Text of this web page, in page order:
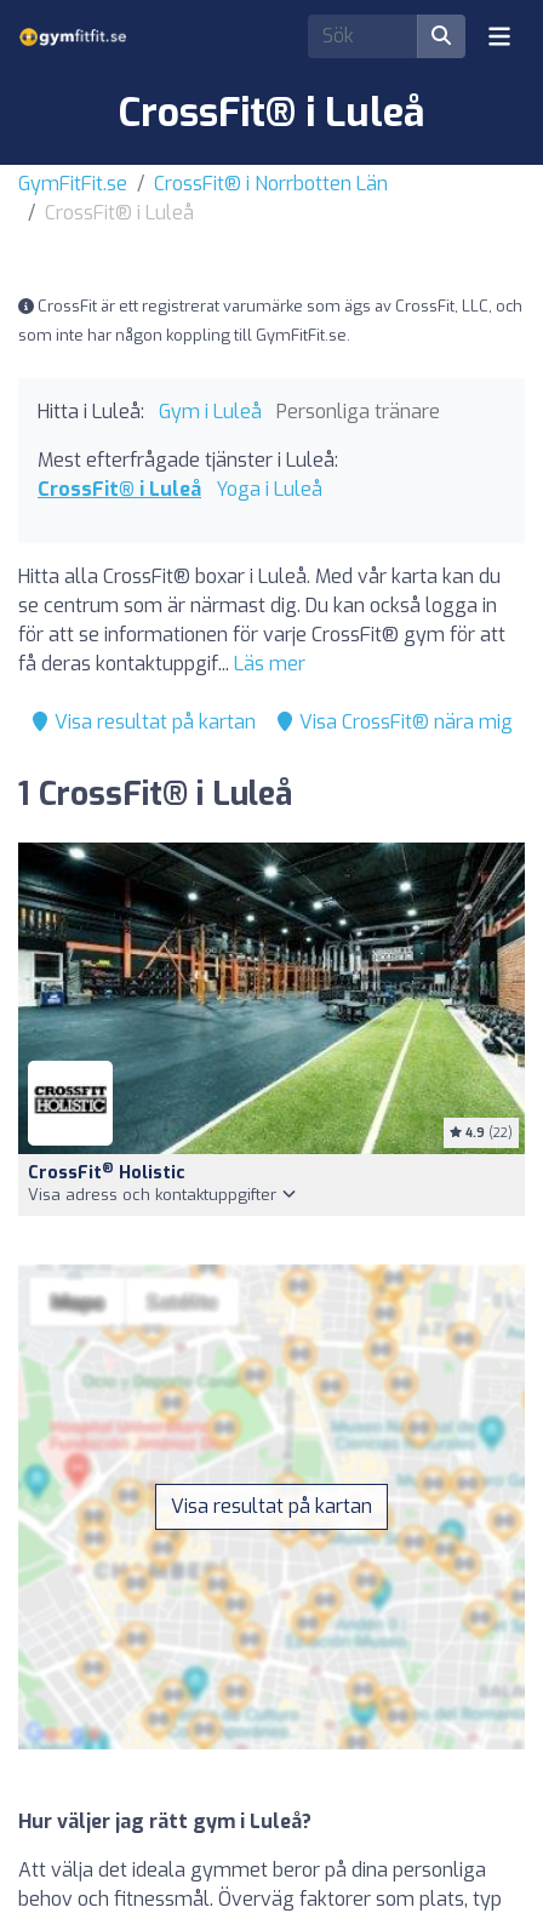
CrossFit® i Luleå
GymFitFit.se
CrossFit® i Norrbotten Län
CrossFit® i Luleå
CrossFit är ett registrerat varumärke som ägs av CrossFit, LLC, och
som inte har någon koppling till GymFitFit.se.
Hitta i Luleå: Gym i Luleå
Personliga tränare
Mest efterfrågade tjänster i Luleå:
CrossFit® i Luleå
Yoga i Luleå
Hitta alla CrossFit® boxar i Luleå. Med vår karta kan du
se centrum som är närmast dig. Du kan också logga in
för att se informationen för varje CrossFit® gym för att
få deras kontaktuppgif... Läs mer
Visa resultat på kartan Visa CrossFit® nära mig
1 CrossFit® i Luleå
4.9 (22)
CrossFit® Holistic
Visa adress och kontaktuppgifter
Visa resultat på kartan
Hur väljer jag rätt gym i Luleå?
Att välja det ideala gymmet beror på dina personliga
behov och fitnessmål. Överväg faktorer som plats, typ